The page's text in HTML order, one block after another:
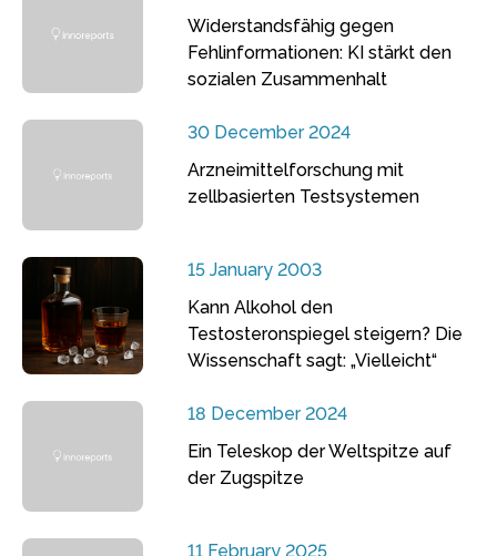
Widerstandsfähig gegen
Fehlinformationen: KI stärkt den
sozialen Zusammenhalt
30 December 2024
Arzneimittelforschung mit
zellbasierten Testsystemen
15 January 2003
Kann Alkohol den
Testosteronspiegel steigern? Die
Wissenschaft sagt: „Vielleicht“
18 December 2024
Ein Teleskop der Weltspitze auf
der Zugspitze
11 February 2025